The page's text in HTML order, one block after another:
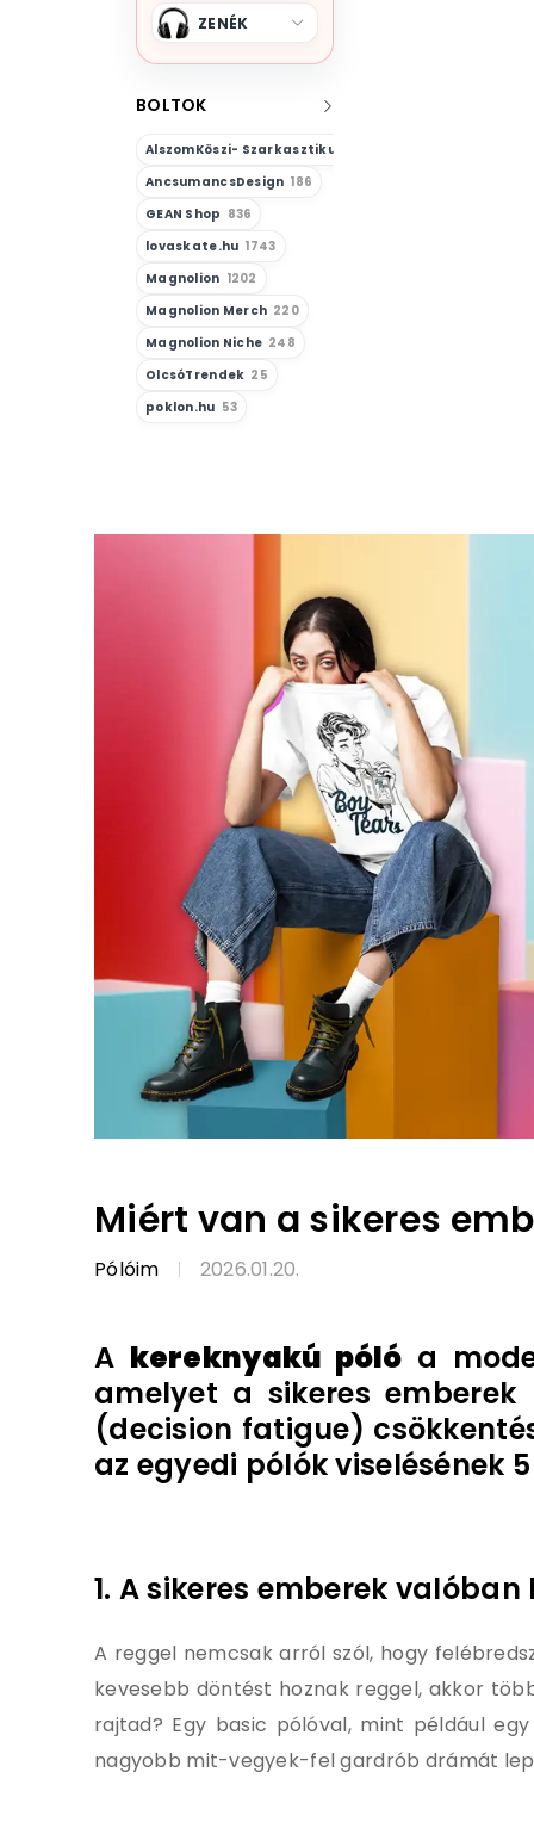
ZENÉK
BOLTOK
AlszomKöszi- Szarkasztikus-Vicces-Önazonos
AncsumancsDesign 186
GEAN Shop 836
lovaskate.hu 1743
Magnolion 1202
Magnolion Merch 220
Magnolion Niche 248
OlcsóTrendek 25
poklon.hu 53
Miért van a sikeres
Pólóim 2026.01.20.
A kereknyakú póló a
amelyet a sikeres
(decision fatigue)
az egyedi pólók viselésének
1. A sikeres emberek
A reggel nemcsak arról szól, hogy
kevesebb döntést hoznak reggel, akkor
rajtad? Egy basic pólóval, mint például egy
nagyobb mit-vegyek-fel gardrób drámát